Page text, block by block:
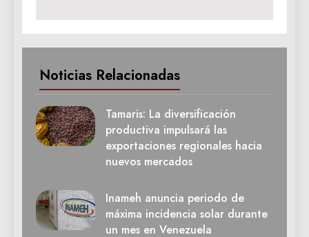
Noticias Relacionadas
Tamaris: La diversificación
productiva impulsará las
exportaciones regionales hacia
nuevos mercados
Inameh anuncia periodo de
máxima incidencia solar durante
un mes en Venezuela